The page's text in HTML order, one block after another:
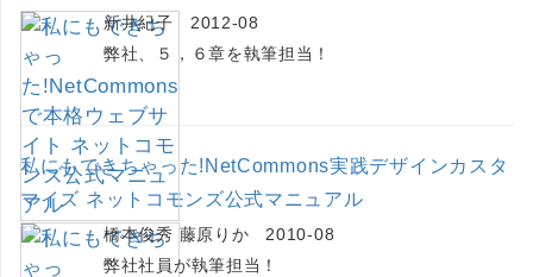
新井紀子 2012-08
弊社、５，６章を執筆担当！
私にもできちゃった!NetCommons実践デザインカスタ
マイズ ネットコモンズ公式マニュアル
橋本俊秀 藤原りか 2010-08
弊社社員が執筆担当！